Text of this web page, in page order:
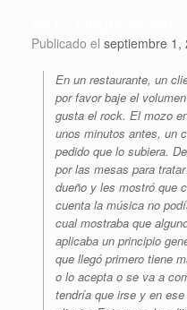
Publicado el septiembre 1,
En un restaurante, un
por favor baje el
gusta el rock. El mozo
unos minutos antes, un
pedido que lo subiera.
por las mesas para
dueño y les mostró que
cuenta la música no
cual mostraba que
aplicaba un principio
que llegó primero tiene
o lo acepta o se va a
tendría que irse y en